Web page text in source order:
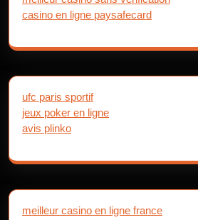
casino en ligne paysafecard
ufc paris sportif
jeux poker en ligne
avis plinko
meilleur casino en ligne france